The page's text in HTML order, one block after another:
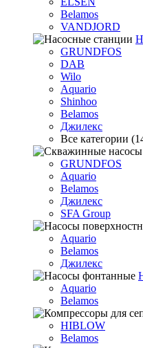
Belamos
VANDJORD
GRUNDFOS
DAB
Wilo
Aquario
Shinhoo
Belamos
Джилекс
Все категории
GRUNDFOS
Aquario
Belamos
Джилекс
SFA Group
Aquario
Belamos
Джилекс
Aquario
Belamos
HIBLOW
Belamos